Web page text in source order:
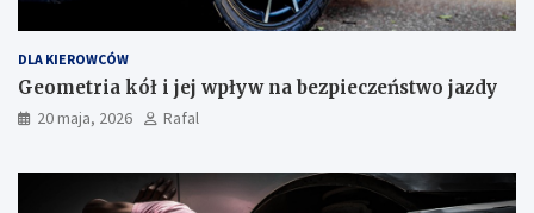
DLA KIEROWCÓW
Geometria kół i jej wpływ na bezpieczeństwo jazdy
20 maja, 2026 Rafal